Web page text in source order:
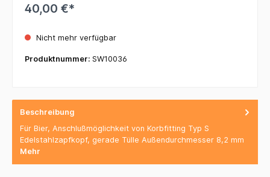
40,00 €*
Nicht mehr verfügbar
Produktnummer: SW10036
Beschreibung
Für Bier, Anschlußmöglichkeit von Korbfitting Typ S
Edelstahlzapfkopf, gerade Tülle Außendurchmesser 8,2 mm
Mehr